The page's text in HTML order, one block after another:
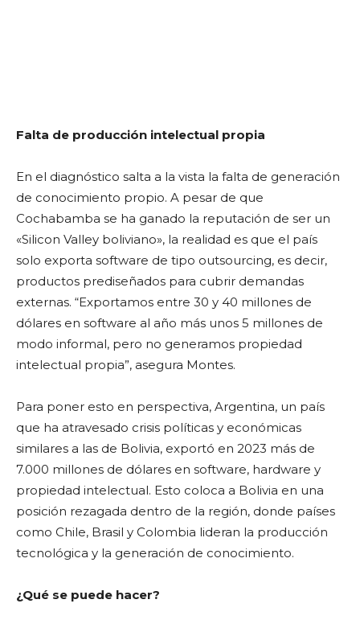
Falta de producción intelectual propia
En el diagnóstico salta a la vista la falta de generación
de conocimiento propio. A pesar de que
Cochabamba se ha ganado la reputación de ser un
«Silicon Valley boliviano», la realidad es que el país
solo exporta software de tipo outsourcing, es decir,
productos prediseñados para cubrir demandas
externas. “Exportamos entre 30 y 40 millones de
dólares en software al año más unos 5 millones de
modo informal, pero no generamos propiedad
intelectual propia”, asegura Montes.
Para poner esto en perspectiva, Argentina, un país
que ha atravesado crisis políticas y económicas
similares a las de Bolivia, exportó en 2023 más de
7.000 millones de dólares en software, hardware y
propiedad intelectual. Esto coloca a Bolivia en una
posición rezagada dentro de la región, donde países
como Chile, Brasil y Colombia lideran la producción
tecnológica y la generación de conocimiento.
¿Qué se puede hacer?